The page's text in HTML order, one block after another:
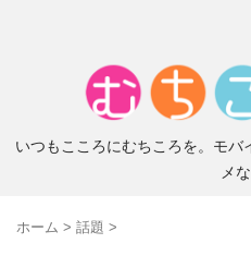
いつもこころにむちころを。モ
メ
ホーム > 話題 >